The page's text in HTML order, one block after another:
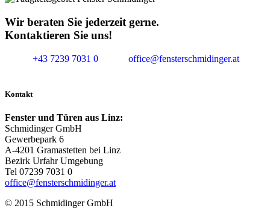
Wir beraten Sie jederzeit gerne.
Kontaktieren Sie uns!
+43 7239 7031 0 office@fensterschmidinger.at
Kontakt
Fenster und Türen aus Linz:
Schmidinger GmbH
Gewerbepark 6
A-4201 Gramastetten bei Linz
Bezirk Urfahr Umgebung
Tel 07239 7031 0
office@fensterschmidinger.at
© 2015 Schmidinger GmbH